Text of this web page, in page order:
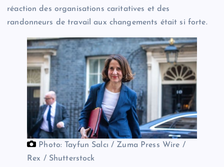
réaction des organisations caritatives et des
randonneurs de travail aux changements était si forte.
Photo: Tayfun Salcı / Zuma Press Wire /
Rex / Shutterstock